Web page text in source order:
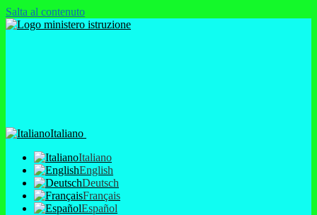
Salta al contenuto
Italiano
Italiano
English
Deutsch
Français
Español